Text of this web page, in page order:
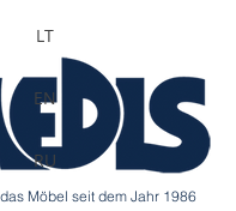
Möbel seit dem Jahr 1986
LT
EN
RU